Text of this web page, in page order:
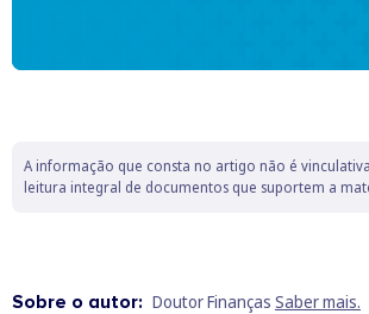
A informação que consta no artigo não é
leitura integral de documentos que suportem a
Sobre o autor: Doutor Finanças Saber mais.